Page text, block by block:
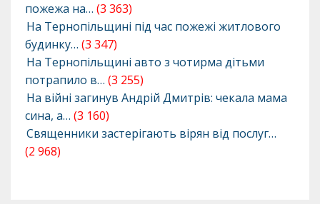
пожежа на… (3 363)
На Тернопільщині під час пожежі житлового
будинку… (3 347)
На Тернопільщині авто з чотирма дітьми
потрапило в… (3 255)
На війні загинув Андрій Дмитрів: чекала мама
сина, а… (3 160)
Священники застерігають вірян від послуг…
(2 968)